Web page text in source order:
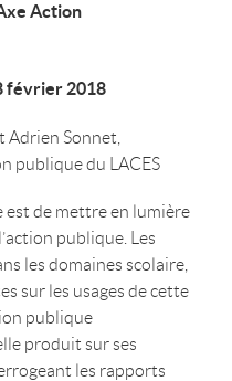
Action
février 2018
Adrien Sonnet,
publique du LACES
est de mettre en lumière
publique. Les
les domaines scolaire,
sur les usages de cette
publique
produit sur ses
les rapports